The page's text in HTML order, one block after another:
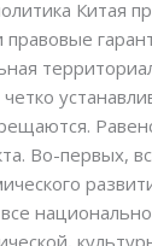
Китая
Во-первых,